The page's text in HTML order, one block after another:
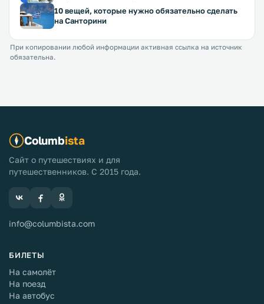
10 вещей, которые нужно обязательно сделать
на Санторини
При копировании любой информации активная ссылка на источник
обязательна.
Columbista
Сайт о путешествиях и для
путешественников. С 2015 года.
info@columbista.com
БИЛЕТЫ
На самолёт
На поезд
На автобус